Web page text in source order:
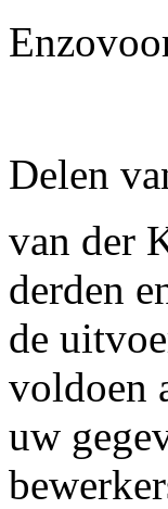
Delen
van der
derden
de
voldoen
uw